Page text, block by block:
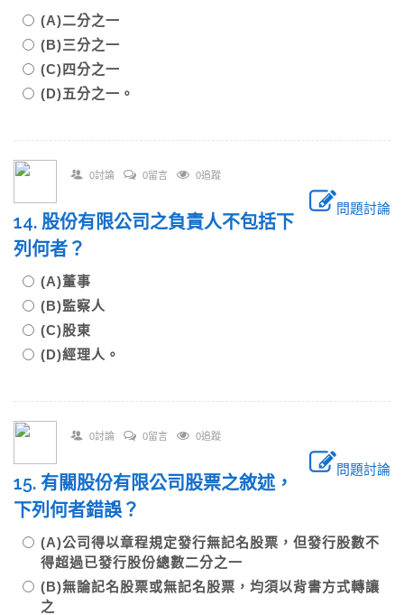
(A)二分之一
(B)三分之一
(C)四分之一
(D)五分之一。
0討論 0留言 0追蹤
問題討論
14. 股份有限公司之負責人不包括下
列何者？
(A)董事
(B)監察人
(C)股東
(D)經理人。
0討論 0留言 0追蹤
問題討論
15. 有關股份有限公司股票之敘述，
下列何者錯誤？
(A)公司得以章程規定發行無記名股票，但發行股數不
得超過已發行股份總數二分之一
(B)無論記名股票或無記名股票，均須以背書方式轉讓
之